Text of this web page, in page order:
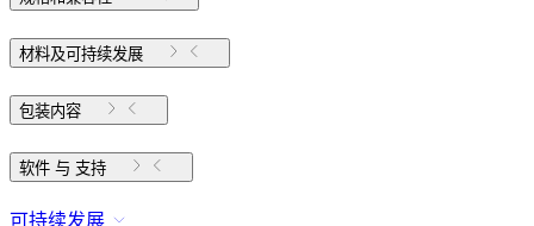
材料及可持续发展
包装内容
软件 与 支持
可持续发展